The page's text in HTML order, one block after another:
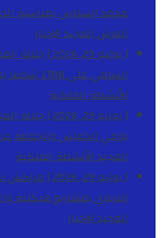
محمد السادس بمناسبة
العرش المجيدالاخبار
[ يوليو 29, 2026 ]
جلالة
السامي على 1788 شخصا بمناسبة عيد العرش المجيد
الأنشطة الملكية
[ يوليو 29, 2026 ]
جلالة
يومي الخميس والجمعة
المجيدالأنشطة الملكية
[ يوليو 29, 2026 ]
مراكش
التربوي بمشاريع هيكلية
المجيدالاخبار